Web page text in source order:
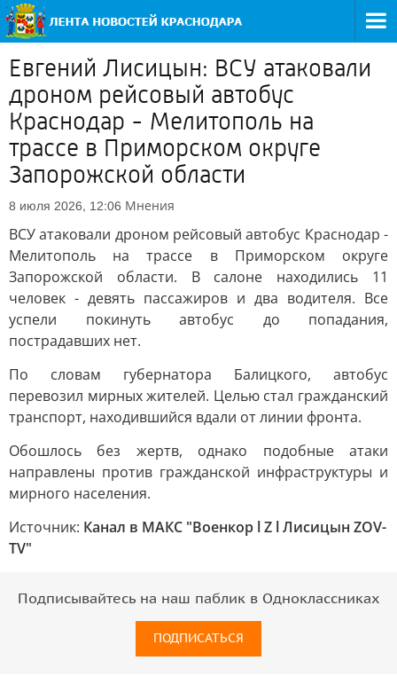
Евгений Лисицын: ВСУ атаковали
дроном рейсовый автобус
Краснодар - Мелитополь на
трассе в Приморском округе
Запорожской области
8 июля 2026, 12:06 Мнения
ВСУ атаковали дроном рейсовый автобус Краснодар -
Мелитополь на трассе в Приморском округе
Запорожской области. В салоне находились 11
человек - девять пассажиров и два водителя. Все
успели покинуть автобус до попадания,
пострадавших нет.
По словам губернатора Балицкого, автобус
перевозил мирных жителей. Целью стал гражданский
транспорт, находившийся вдали от линии фронта.
Обошлось без жертв, однако подобные атаки
направлены против гражданской инфраструктуры и
мирного населения.
Источник: Канал в МАКС "Военкор l Z l Лисицын ZOV-
TV"
Подписывайтесь на наш паблик в Одноклассниках
ПОДПИСАТЬСЯ